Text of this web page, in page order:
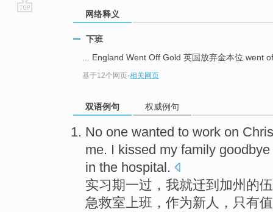
网络释义
下班
... England Went Off Gold 英国放弃金本位 went
基于12个网页-相关网页
双语例句 权威例句
No one wanted to work on
me. I kissed my family goodbye
in the hospital.
实习期一过， 我就迁到 加州的
急救室上班 ，作为新人，只有值